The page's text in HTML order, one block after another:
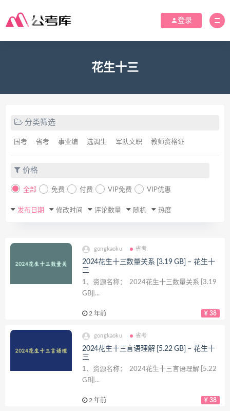
登录
花生十三
分类筛选
国考 省考 事业编 选调生 军队文职 教师资格证
价格
全部 免费 付费 VIP免费 VIP优惠
发布日期 修改时间 评论数量 随机 热度
gongkaoku 省考
2024花生十三数量关系 [3.19 GB] – 花生十
三
1、资源名称： 2024花生十三数量关系 [3.19
GB] ̵...
2 年前 38
gongkaoku 省考
2024花生十三言语理解 [5.22 GB] – 花生十
三
1、资源名称： 2024花生十三言语理解 [5.22
GB] ̵...
2 年前 38